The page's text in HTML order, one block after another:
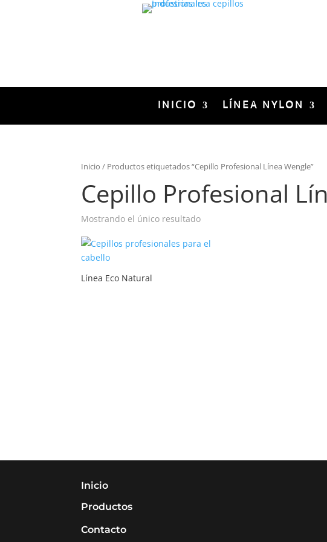
INICIO LÍNEA NYLON
Inicio / Productos etiquetados “Cepillo Profesional Línea Wengle”
Cepillo Profesional
Mostrando el único resultado
Línea Eco Natural
Inicio
Productos
Contacto